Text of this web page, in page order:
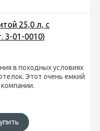
25,0 л, с
3-01-0010)
в походных условиях
Этот очень емкий